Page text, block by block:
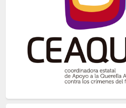
neofranquismo
(567)
Justicia Universal
Derechos Humanos
(522)
Nacionalcatolicismo
(514)